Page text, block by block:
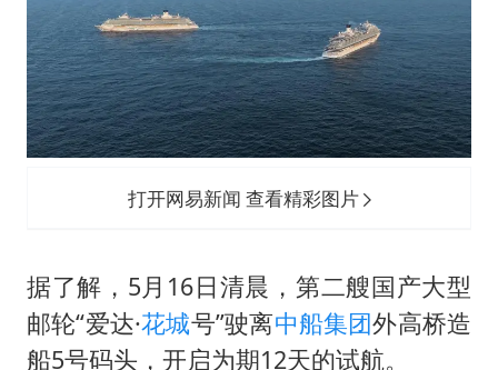
打开网易新闻 查看精彩图片
据了解，5月16日清晨，第二艘国产大型
邮轮“爱达·花城号”驶离中船集团外高桥造
船5号码头，开启为期12天的试航。